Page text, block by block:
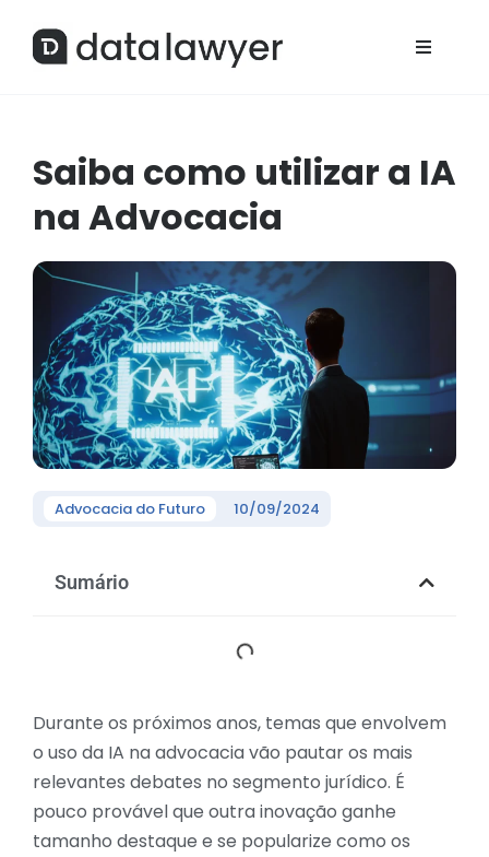
Saiba como utilizar a IA
na Advocacia
Advocacia do Futuro 10/09/2024
Sumário
Durante os próximos anos, temas que envolvem
o uso da IA na advocacia vão pautar os mais
relevantes debates no segmento jurídico. É
pouco provável que outra inovação ganhe
tamanho destaque e se popularize como os